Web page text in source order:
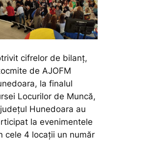
cifrelor de bilanț,
de AJOFM
la finalul
Locurilor de Muncă,
Hunedoara au
la evenimentele
cele 4 locații un număr